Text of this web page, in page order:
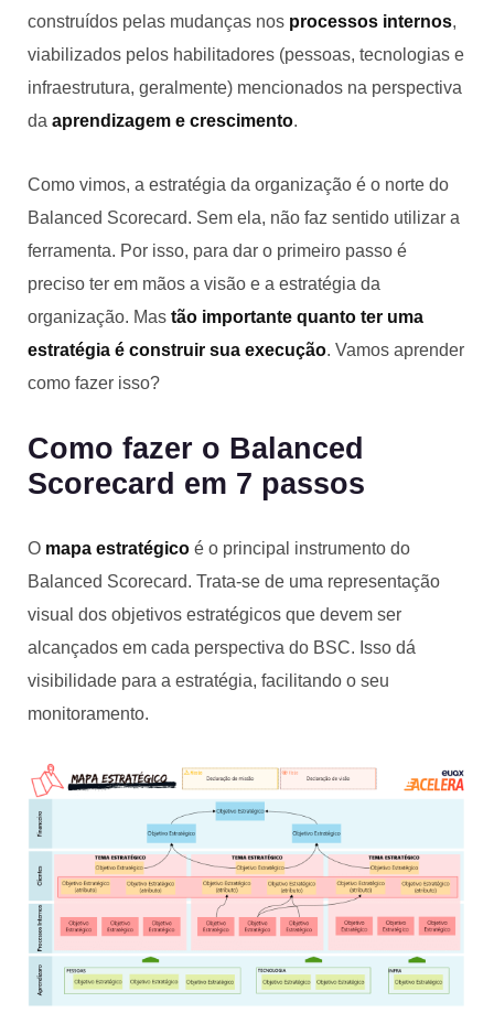
construídos pelas mudanças nos processos internos,
viabilizados pelos habilitadores (pessoas, tecnologias e
infraestrutura, geralmente) mencionados na perspectiva
da aprendizagem e crescimento.
Como vimos, a estratégia da organização é o norte do
Balanced Scorecard. Sem ela, não faz sentido utilizar a
ferramenta. Por isso, para dar o primeiro passo é
preciso ter em mãos a visão e a estratégia da
organização. Mas tão importante quanto ter uma
estratégia é construir sua execução. Vamos aprender
como fazer isso?
Como fazer o Balanced
Scorecard em 7 passos
O mapa estratégico é o principal instrumento do
Balanced Scorecard. Trata-se de uma representação
visual dos objetivos estratégicos que devem ser
alcançados em cada perspectiva do BSC. Isso dá
visibilidade para a estratégia, facilitando o seu
monitoramento.